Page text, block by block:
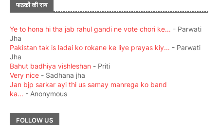
पाठकों की राय
Ye to hona hi tha jab rahul gandi ne vote chori ke... - Parwati
Jha
Pakistan tak is ladai ko rokane ke liye prayas kiy... - Parwati
Jha
Bahut badhiya vishleshan - Priti
Very nice - Sadhana jha
Jan bjp sarkar ayi thi us samay manrega ko band
ka... - Anonymous
FOLLOW US